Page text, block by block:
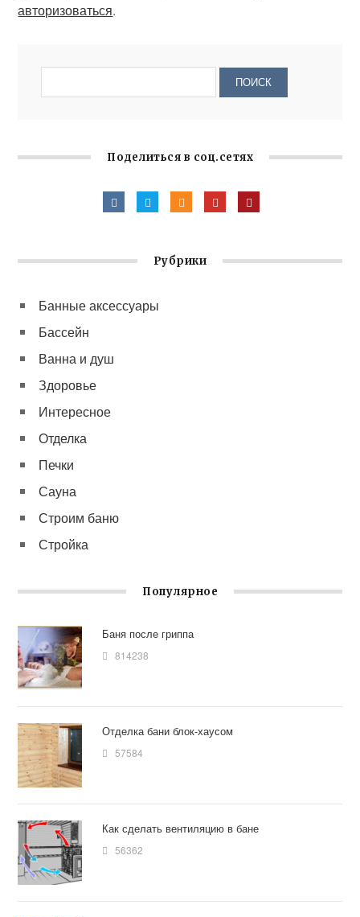
авторизоваться.
Поделиться в соц.сетях
Рубрики
Банные аксессуары
Бассейн
Ванна и душ
Здоровье
Интересное
Отделка
Печки
Сауна
Строим баню
Стройка
Популярное
Баня после гриппа
814238
Отделка бани блок-хаусом
57584
Как сделать вентиляцию в бане
56362